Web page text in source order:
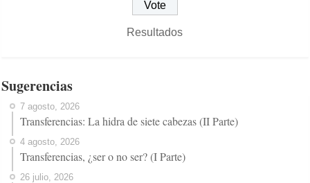
Resultados
Sugerencias
7 agosto, 2026
Transferencias: La hidra de siete cabezas (II Parte)
4 agosto, 2026
Transferencias, ¿ser o no ser? (I Parte)
26 julio, 2026